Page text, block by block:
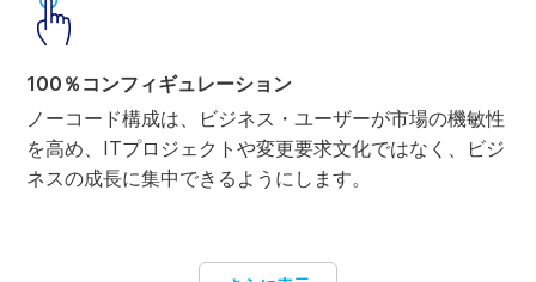
100％コンフィギュレーション
ノーコード構成は、ビジネス・ユーザーが市場の機敏性
を高め、ITプロジェクトや変更要求文化ではなく、ビジ
ネスの成長に集中できるようにします。